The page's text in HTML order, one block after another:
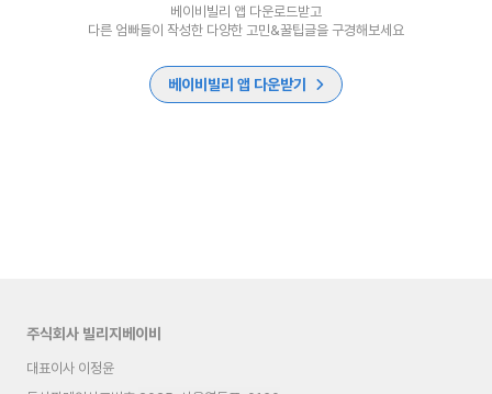
베이비빌리 앱 다운로드받고
다른 엄빠들이 작성한 다양한 고민&꿀팁글을 구경해보세요
베이비빌리 앱 다운받기
주식회사 빌리지베이비
대표이사 이정윤